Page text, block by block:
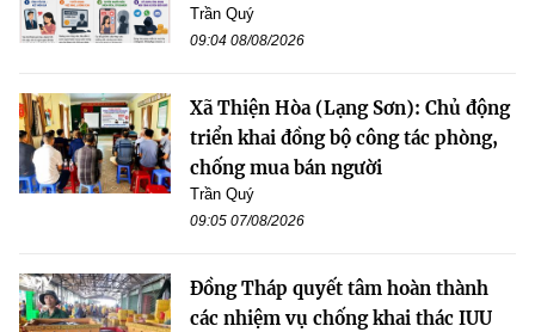
Trần Quý
09:04 08/08/2026
Xã Thiện Hòa (Lạng Sơn): Chủ động
triển khai đồng bộ công tác phòng,
chống mua bán người
Trần Quý
09:05 07/08/2026
Đồng Tháp quyết tâm hoàn thành
các nhiệm vụ chống khai thác IUU